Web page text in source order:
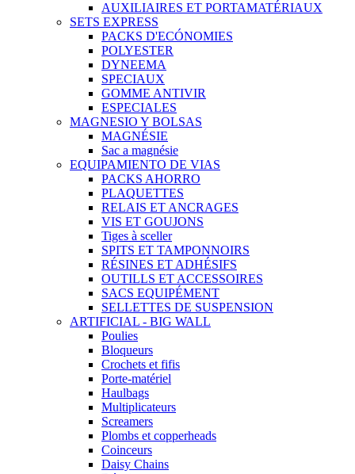
AUXILIAIRES ET PORTAMATÉRIAUX
SETS EXPRESS
PACKS D'ECÓNOMIES
POLYESTER
DYNEEMA
SPECIAUX
GOMME ANTIVIR
ESPECIALES
MAGNESIO Y BOLSAS
MAGNÉSIE
Sac a magnésie
EQUIPAMIENTO DE VIAS
PACKS AHORRO
PLAQUETTES
RELAIS ET ANCRAGES
VIS ET GOUJONS
Tiges à sceller
SPITS ET TAMPONNOIRS
RÉSINES ET ADHÉSIFS
OUTILLS ET ACCESSOIRES
SACS EQUIPÉMENT
SELLETTES DE SUSPENSION
ARTIFICIAL - BIG WALL
Poulies
Bloqueurs
Crochets et fifis
Porte-matériel
Haulbags
Multiplicateurs
Screamers
Plombs et copperheads
Coinceurs
Daisy Chains